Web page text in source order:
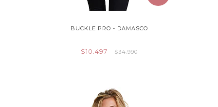
BUCKLE PRO - DAMASCO
$10.497 $34.990